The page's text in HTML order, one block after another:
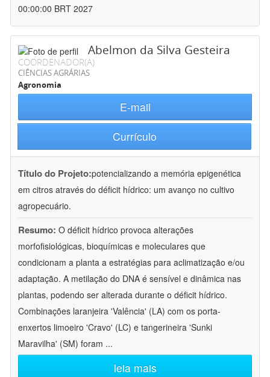
00:00:00 BRT 2027
Abelmon da Silva Gesteira
COORDENADOR(A)
CIÊNCIAS AGRÁRIAS
Agronomia
E-mail
Currículo
Título do Projeto:potencializando a memória epigenética
em citros através do déficit hídrico: um avanço no cultivo
agropecuário.
Resumo: O déficit hídrico provoca alterações
morfofisiológicas, bioquímicas e moleculares que
condicionam a planta a estratégias para aclimatização e/ou
adaptação. A metilação do DNA é sensível e dinâmica nas
plantas, podendo ser alterada durante o déficit hídrico.
Combinações laranjeira 'Valência' (LA) com os porta-
enxertos limoeiro 'Cravo' (LC) e tangerineira 'Sunki
Maravilha' (SM) foram ...
leia mais